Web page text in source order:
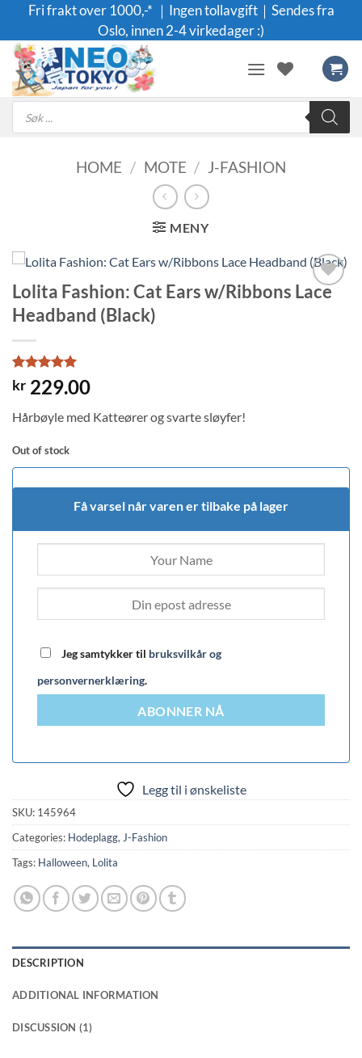
content
Fri frakt over 1000,-* ｜Ingen tollavgift｜Sendes fra
Oslo, innen 2-4 virkedager :)
Products
search
HOME / MOTE / J-FASHION
MENY
Legg til i
Lolita Fashion: Cat Ears w/Ribbons Lace
Headband (Black)
Rated5
out of 5
1
customer
kr 229.00
Hårbøyle med Katteører og svarte sløyfer!
Out of stock
Få varsel når varen er tilbake på lager
Jeg samtykker til bruksvilkår og
personvernerklæring.
ABONNER NÅ
Legg til i ønskeliste
SKU: 145964
Categories: Hodeplagg,J-Fashion
Tags: Halloween, Lolita
DESCRIPTION
ADDITIONAL INFORMATION
DISCUSSION (1)